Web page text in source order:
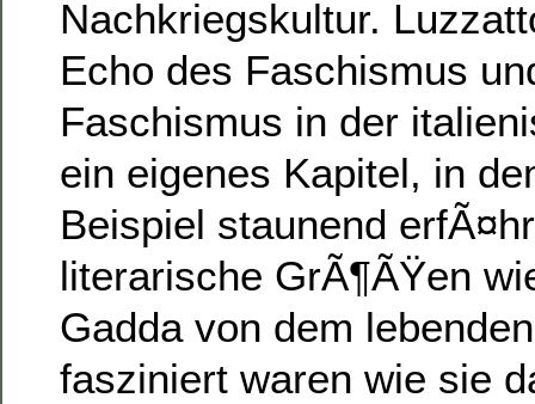
Nachkriegskultur.
Echo des Faschismus
Faschismus in der
ein eigenes Kapitel, in
Beispiel staunend
literarische GrÃ¶ÃŸen
Gadda von dem
fasziniert waren wie sie